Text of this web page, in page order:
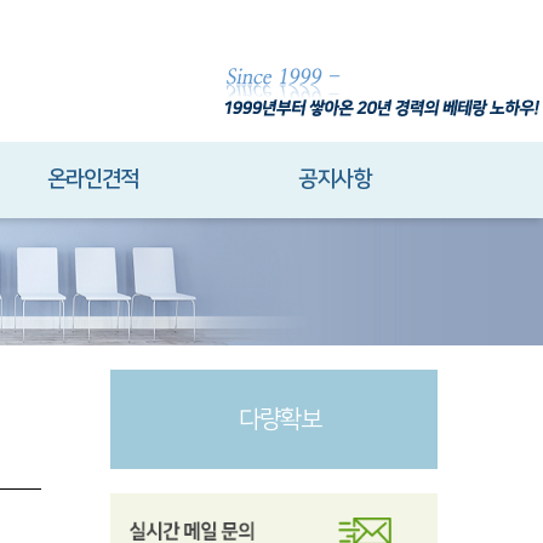
온라인견적 공지사항
다량확보